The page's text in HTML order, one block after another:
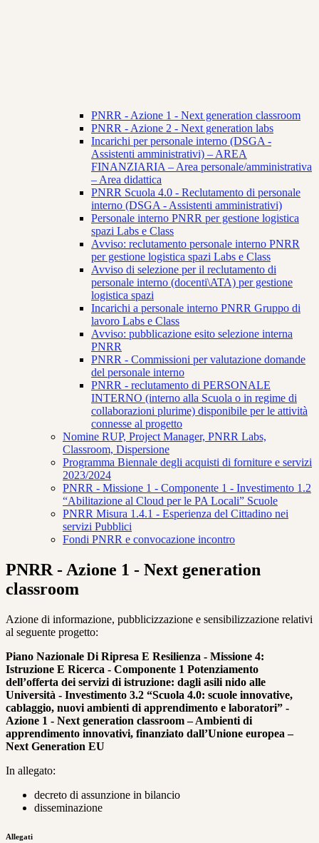
PNRR - Azione 1 - Next generation classroom
PNRR - Azione 2 - Next generation labs
Incarichi per personale interno (DSGA -
Assistenti amministrativi) – AREA
FINANZIARIA – Area personale/amministrativa
– Area didattica
PNRR Scuola 4.0 - Reclutamento di personale
interno (DSGA - Assistenti amministrativi)
Personale interno PNRR per gestione logistica
spazi Labs e Class
Avviso: reclutamento personale interno PNRR
per gestione logistica spazi Labs e Class
Avviso di selezione per il reclutamento di
personale interno (docenti\ATA) per gestione
logistica spazi
Incarichi a personale interno PNRR Gruppo di
lavoro Labs e Class
Avviso: pubblicazione esito selezione interna
PNRR
PNRR - Commissioni per valutazione domande
del personale interno
PNRR - reclutamento di PERSONALE
INTERNO (interno alla Scuola o in regime di
collaborazioni plurime) disponibile per le attività
connesse al progetto
Nomine RUP, Project Manager, PNRR Labs,
Classroom, Dispersione
Programma Biennale degli acquisti di forniture e servizi
2023/2024
PNRR - Missione 1 - Componente 1 - Investimento 1.2
“Abilitazione al Cloud per le PA Locali” Scuole
PNRR Misura 1.4.1 - Esperienza del Cittadino nei
servizi Pubblici
Fondi PNRR e convocazione incontro
PNRR - Azione 1 - Next generation
classroom
Azione di informazione, pubblicizzazione e sensibilizzazione relativi
al seguente progetto:
Piano Nazionale Di Ripresa E Resilienza - Missione 4:
Istruzione E Ricerca - Componente 1 Potenziamento
dell’offerta dei servizi di istruzione: dagli asili nido alle
Università - Investimento 3.2 “Scuola 4.0: scuole innovative,
cablaggio, nuovi ambienti di apprendimento e laboratori” -
Azione 1 - Next generation classroom – Ambienti di
apprendimento innovativi, finanziato dall’Unione europea –
Next Generation EU
In allegato:
decreto di assunzione in bilancio
disseminazione
Allegati